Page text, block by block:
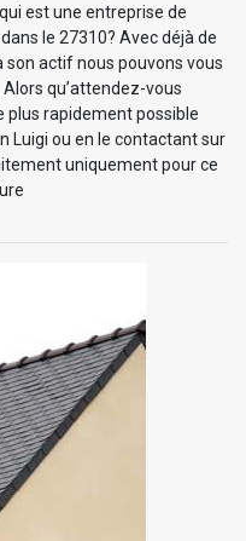
est une entreprise de
le 27310? Avec déjà de
son actif nous pouvons vous
qu’attendez-vous
plus rapidement possible
Luigi ou en le contactant sur
uniquement pour ce